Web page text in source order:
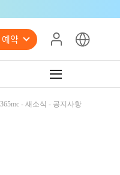
약
- 새소식 - 공지사항